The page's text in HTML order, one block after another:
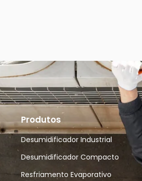
Produtos
Desumidificador Industrial
Desumidificador Compacto
Resfriamento Evaporativo